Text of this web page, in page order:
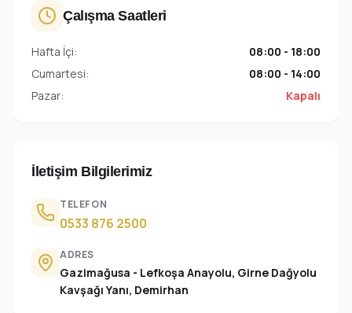
Çalışma Saatleri
Hafta İçi:
08:00 - 18:00
Cumartesi:
08:00 - 14:00
Pazar:
Kapalı
İletişim Bilgilerimiz
TELEFON
0533 876 2500
ADRES
Gazimağusa - Lefkoşa Anayolu, Girne Dağyolu
Kavşağı Yanı, Demirhan